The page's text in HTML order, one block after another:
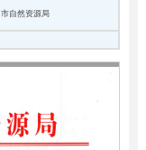
市自然资源局